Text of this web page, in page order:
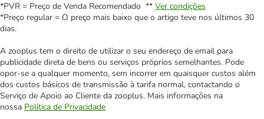
*PVR = Preço de Venda Recomendado ** Ver condições
*Preço regular = O preço mais baixo que o artigo teve nos últimos 30
dias.
A zooplus tem o direito de utilizar o seu endereço de email para
publicidade direta de bens ou serviços próprios semelhantes. Pode
opor-se a qualquer momento, sem incorrer em quaisquer custos além
dos custos básicos de transmissão à tarifa normal, contactando o
Serviço de Apoio ao Cliente da zooplus. Mais informações na
nossa Política de Privacidade